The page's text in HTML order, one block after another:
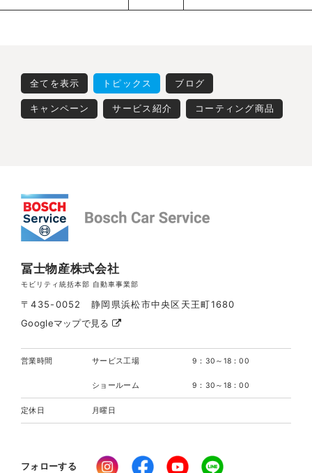
全てを表示 トピックス ブログ
キャンペーン サービス紹介 コーティング商品
冨士物産株式会社
モビリティ統括本部 自動車事業部
〒435-0052 静岡県浜松市中央区天王町1680
Googleマップで見る
営業時間 サービス工場 9：30～18：00
ショールーム 9：30～18：00
定休日 月曜日
フォローする